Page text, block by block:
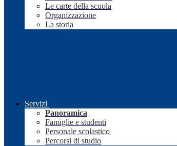
Le carte della scuola
Organizzazione
La storia
Servizi
Panoramica
Famiglie e studenti
Personale scolastico
Percorsi di studio